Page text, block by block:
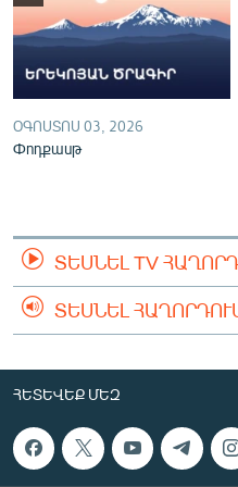
ՕԳՈՍՏՈՍ 03, 2026
Փոդքասթ
ՏԵՍՆԵԼ TV
ՏԵՍՆԵԼ
ՀԵՏԵՎԵՔ ՄԵԶ